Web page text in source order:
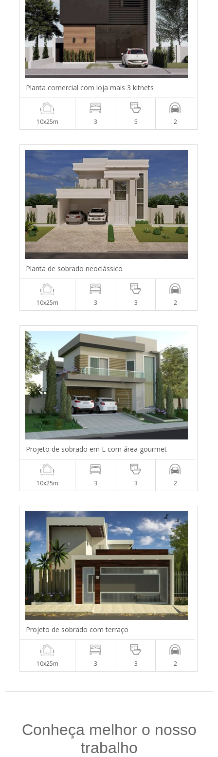
Planta comercial com loja mais 3 kitnets
10x25m 3 5 2
Planta de sobrado neoclássico
10x25m 3 3 2
Projeto de sobrado em L com área gourmet
10x25m 3 3 2
Projeto de sobrado com terraço
10x25m 3 3 2
Conheça melhor o nosso
trabalho